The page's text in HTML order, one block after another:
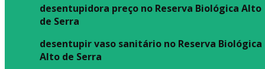
desentupidora preço no Reserva Biológica Alto
de Serra
desentupir vaso sanitário no Reserva Biológica
Alto de Serra